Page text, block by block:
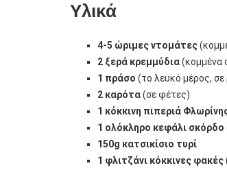
Υλικά
4-5 ώριμες ντομάτες
2 ξερά κρεμμύδια(κομμένα
1 πράσο (το λευκό μέρος, σε
2 καρότα(σε φέτες)
1 κόκκινη πιπεριά
1 ολόκληρο κεφάλι σκόρδο
150g κατσικίσιο τυρί
1 φλιτζάνι κόκκινες φακές